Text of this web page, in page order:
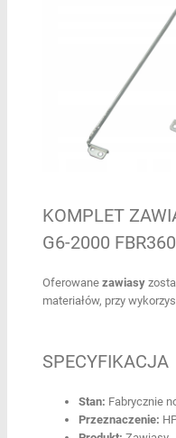
KOMPLET
G6-2000
Oferowane zawiasy
materiałów, przy
SPECYFIKACJA
Stan: Fabrycznie
Przeznaczenie: